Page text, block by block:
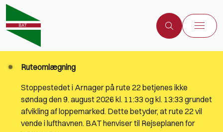
Ruteomlægning
Stoppestedet i Arnager på rute 22 betjenes ikke
søndag den 9. august 2026 kl. 11:33 og kl. 13:33 grundet
afvikling af loppemarked. Dette betyder, at rute 22 vil
vende i lufthavnen. BAT henviser til Rejseplanen for